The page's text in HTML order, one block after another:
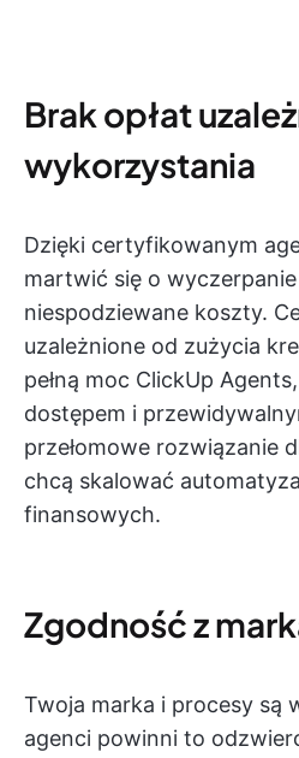
Brak opłat
wykorzystania
Dzięki certyfikowanym
martwić się o
niespodziewane koszty.
uzależnione od zużycia
pełną moc ClickUp
dostępem i
przełomowe rozwiązanie
chcą skalować
finansowych.
Zgodność z
Twoja marka i procesy są
agenci powinni to